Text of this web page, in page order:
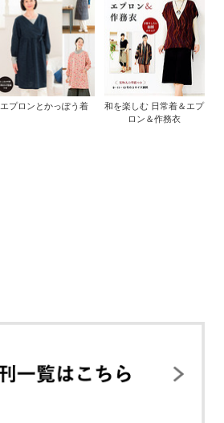
エプロンとかっぽう着
和を楽しむ 日常着＆エプ
ロン＆作務衣